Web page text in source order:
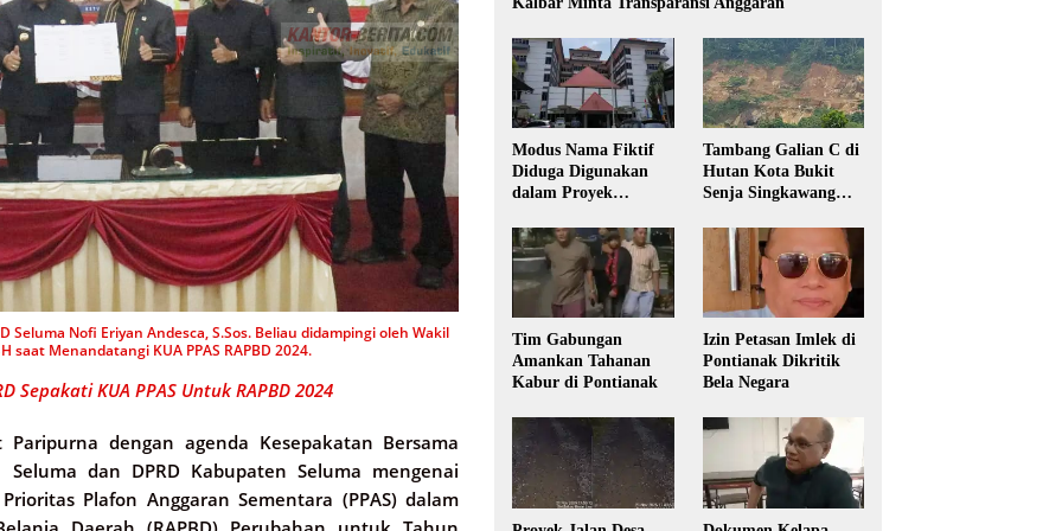
Nofi Eriyan Andesca, S.Sos. Beliau didampingi oleh Wakil
saat Menandatangi KUA PPAS RAPBD 2024.
Sepakati KUA PPAS Untuk RAPBD 2024
dengan agenda Kesepakatan Bersama
dan DPRD Kabupaten Seluma mengenai
Plafon Anggaran Sementara (PPAS) dalam
Modus Nama Fiktif
Diduga Digunakan
dalam Proyek
Tambang Galian C di
Hutan Kota Bukit
Senja Singkawang
Tim Gabungan
Amankan Tahanan
Kabur di Pontianak
Izin Petasan Imlek di
Pontianak Dikritik
Bela Negara